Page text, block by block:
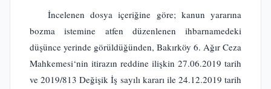
İncelenen dosya içeriğine göre; kanun yararına
bozma istemine atfen düzenlenen ihbarnamedeki
düşünce yerinde görüldüğünden, Bakırköy 6. Ağır Ceza
Mahkemesi‘nin itirazın reddine ilişkin 27.06.2019 tarih
ve 2019/813 Değişik İş sayılı kararı ile 24.12.2019 tarih